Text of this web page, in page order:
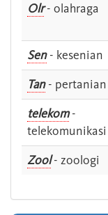
Olr- olahraga
Sen- kesenian
Tan- pertanian
telekom-
telekomunikasi
Zool- zoologi